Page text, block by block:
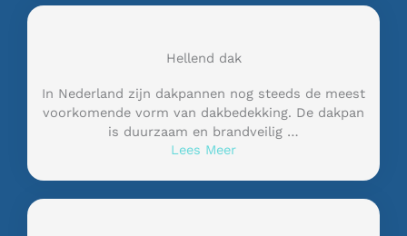
Hellend dak
In Nederland zijn dakpannen nog steeds de meest
voorkomende vorm van dakbedekking. De dakpan
is duurzaam en brandveilig …
Lees Meer